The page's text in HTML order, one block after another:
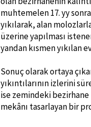
muhtemelen 17. yy
yıkılarak, alan
üzerine yapılması
yandan kısmen yıkılan
Sonuç olarak ortaya
yıkıntılarının izlerini
ise zemindeki
mekânı tasarlayan bir